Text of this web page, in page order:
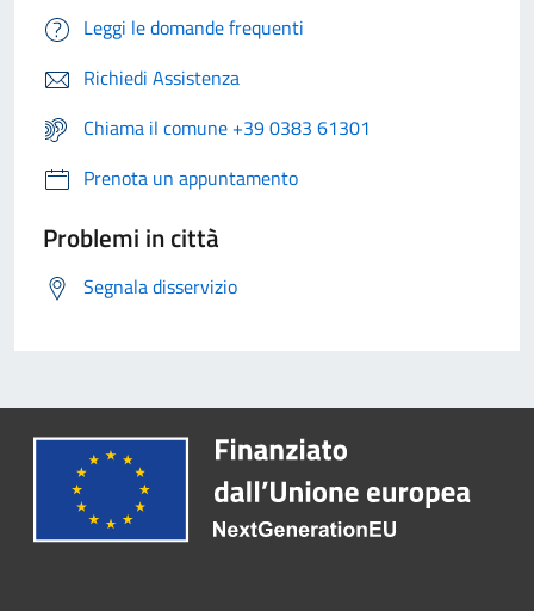
Leggi le domande frequenti
Richiedi Assistenza
Chiama il comune +39 0383 61301
Prenota un appuntamento
Problemi in città
Segnala disservizio